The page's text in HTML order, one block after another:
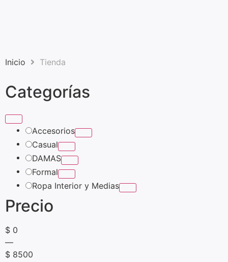
Inicio Tienda
Categorías
Accesorios
Casual
DAMAS
Formal
Ropa Interior y Medias
Precio
$ 0
—
$ 8500